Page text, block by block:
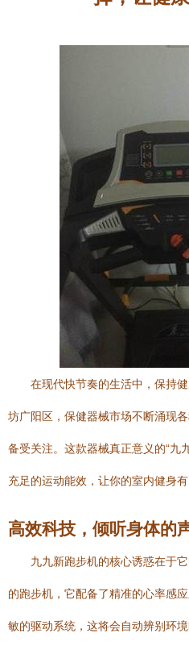
在现代快节奏的生活中，保持
坊广阳区，保健器械市场不断涌现
备受关注。这款器械真正意义的“九
充足的运动能效，让你的室内健身
高效科技，倾听身体的
九九新跑步机的核心诱惑在于
的跑步机，它配备了精准的心率感
敏的驱动系统，这将会自动辨别环